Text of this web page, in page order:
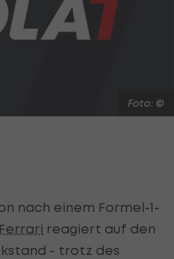
Foto: ©
nach einem Formel-1-
Ferrari reagiert auf den
- trotz des